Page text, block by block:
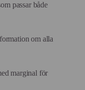
passar både
om alla
marginal för